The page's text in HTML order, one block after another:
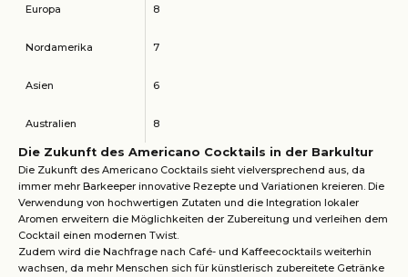
Europa 8
Nordamerika 7
Asien 6
Australien 8
Die Zukunft des Americano Cocktails in der Barkultur
Die Zukunft des Americano Cocktails sieht vielversprechend aus, da
immer mehr Barkeeper innovative Rezepte und Variationen kreieren. Die
Verwendung von hochwertigen Zutaten und die Integration lokaler
Aromen erweitern die Möglichkeiten der Zubereitung und verleihen dem
Cocktail einen modernen Twist.
Zudem wird die Nachfrage nach Café- und Kaffeecocktails weiterhin
wachsen, da mehr Menschen sich für künstlerisch zubereitete Getränke